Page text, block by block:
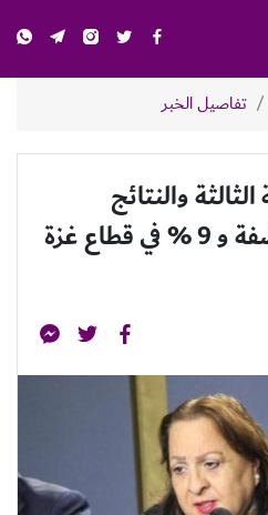
تفاصيل الخبر
والنتائج
الايجابية 20 % بالضفة و 9 % في قطاع غزة